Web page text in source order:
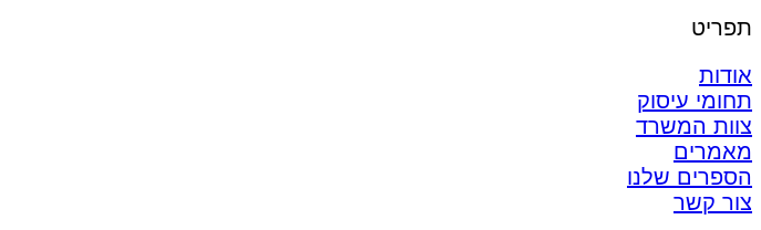
תפריט
אודות
תחומי עיסוק
צוות המשרד
מאמרים
הספרים שלנו
צור קשר